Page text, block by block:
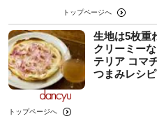
トップページへ
生地は5枚重
クリーミー
テリア コマ
つまみレシピ
トップページへ